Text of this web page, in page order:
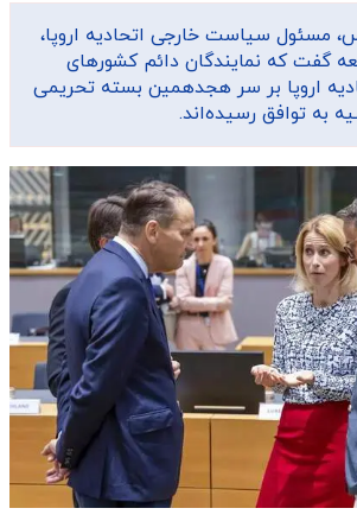
مسئول سیاست خارجی اتحادیه اروپا،
گفت که نمایندگان دائم کشورهای
اروپا بر سر هجدهمین بسته تحریمی
به توافق رسیده‌اند.